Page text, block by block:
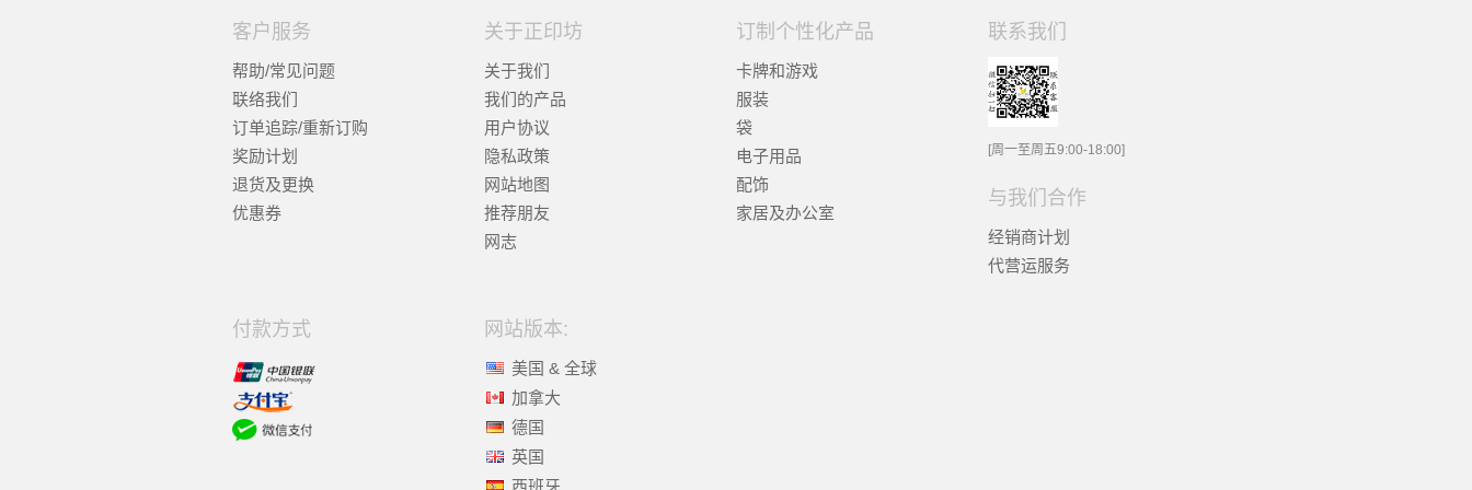
客户服务
帮助/常见问题
联络我们
订单追踪/重新订购
奖励计划
退货及更换
优惠券
关于正印坊
关于我们
我们的产品
用户协议
隐私政策
网站地图
推荐朋友
网志
订制个性化产品
卡牌和游戏
服装
袋
电子用品
配饰
家居及办公室
联系我们
[周一至周五9:00-18:00]
与我们合作
经销商计划
代营运服务
付款方式 网站版本:
美国 & 全球
加拿大
德国
英国
西班牙